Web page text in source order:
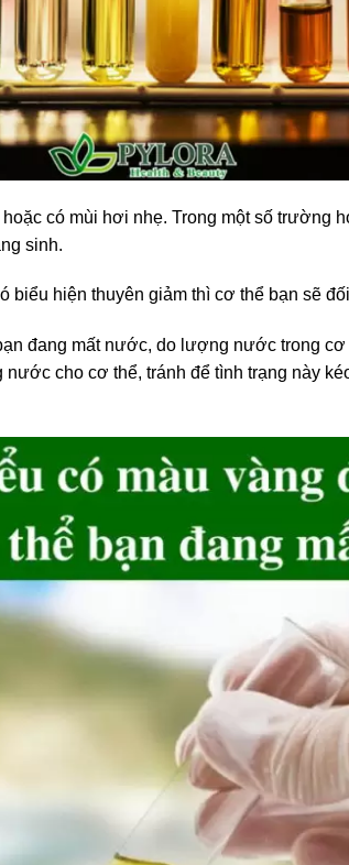
có mùi hơi nhẹ. Trong một số trường
sinh.
biểu hiện thuyên giảm thì cơ thể bạn sẽ
đang mất nước, do lượng nước trong cơ
cho cơ thể, tránh để tình trạng này